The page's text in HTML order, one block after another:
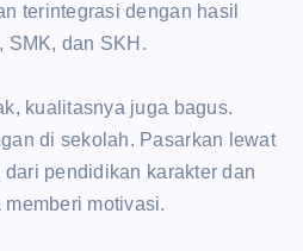
terintegrasi dengan hasil
SMK, dan SKH.
kualitasnya juga bagus.
di sekolah. Pasarkan lewat
pendidikan karakter dan
memberi motivasi.